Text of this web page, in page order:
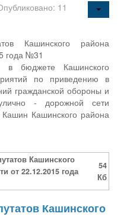
11
Кашинского района
года №31
в бюджете Кашинского
по приведению в
гражданской обороны и
- дорожной сети
Кашин Кашинского района
Кашинского
от 22.12.2015 года
54
Кб
Кашинского